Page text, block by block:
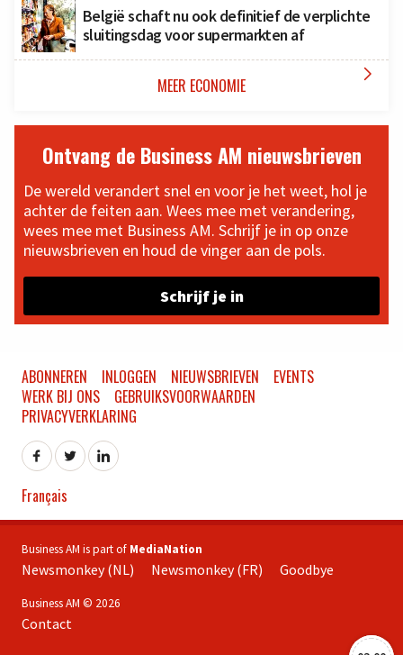
België schaft nu ook definitief de verplichte
sluitingsdag voor supermarkten af
MEER ECONOMIE 
Ontvang de Business AM nieuwsbrieven
De wereld verandert snel en voor je het weet, hol je
achter de feiten aan. Wees mee met verandering,
wees mee met Business AM. Schrijf je in op onze
nieuwsbrieven en houd de vinger aan de pols.
Schrijf je in
ABONNEREN INLOGGEN NIEUWSBRIEVEN
EVENTS
WERK BIJ ONS
GEBRUIKSVOORWAARDEN
PRIVACYVERKLARING
Français
Business AM is part of MediaNation
Newsmonkey (NL) Newsmonkey (FR) Goodbye
Business AM © 2026
Contact